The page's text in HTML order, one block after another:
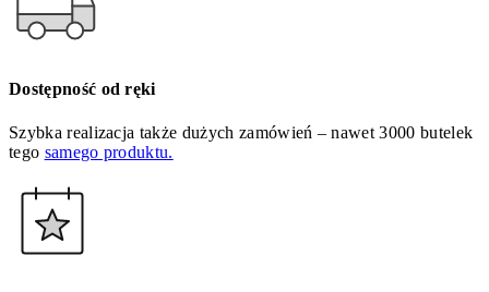
Dostępność od ręki
Szybka realizacja także dużych zamówień – nawet 3000 butelek
tego samego produktu.